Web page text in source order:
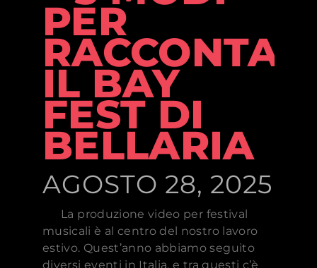
PER
IL BAY
FEST DI
BELLARIA
AGOSTO 28, 2025
La produzione video per festival
musicali è al centro del nostro lavoro
estivo. Quest’anno abbiamo seguito
diversi eventi in Italia, e tra questi c’è